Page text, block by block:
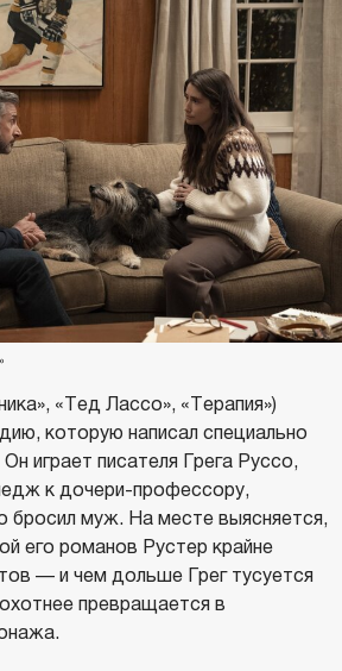
«Тед Лассо», «Терапия»)
которую написал специально
играет писателя Грега Руссо,
к дочери-профессору,
бросил муж. На месте выясняется,
его романов Рустер крайне
— и чем дольше Грег тусуется
превращается в